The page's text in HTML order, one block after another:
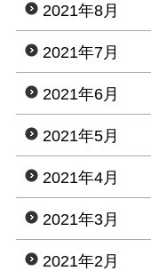
2021年8月
2021年7月
2021年6月
2021年5月
2021年4月
2021年3月
2021年2月